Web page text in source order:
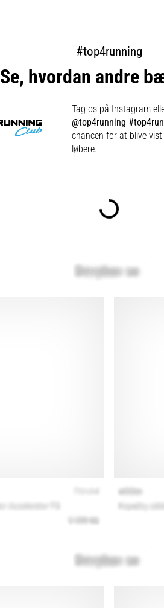
#top4running
Se, hvordan andre
Tag os på Instagram
@top4running
chancen for at blive
løbere.